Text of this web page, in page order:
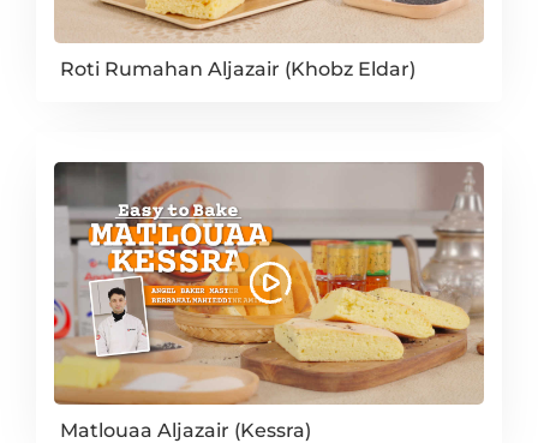
Roti Rumahan Aljazair (Khobz Eldar)
Matlouaa Aljazair (Kessra)